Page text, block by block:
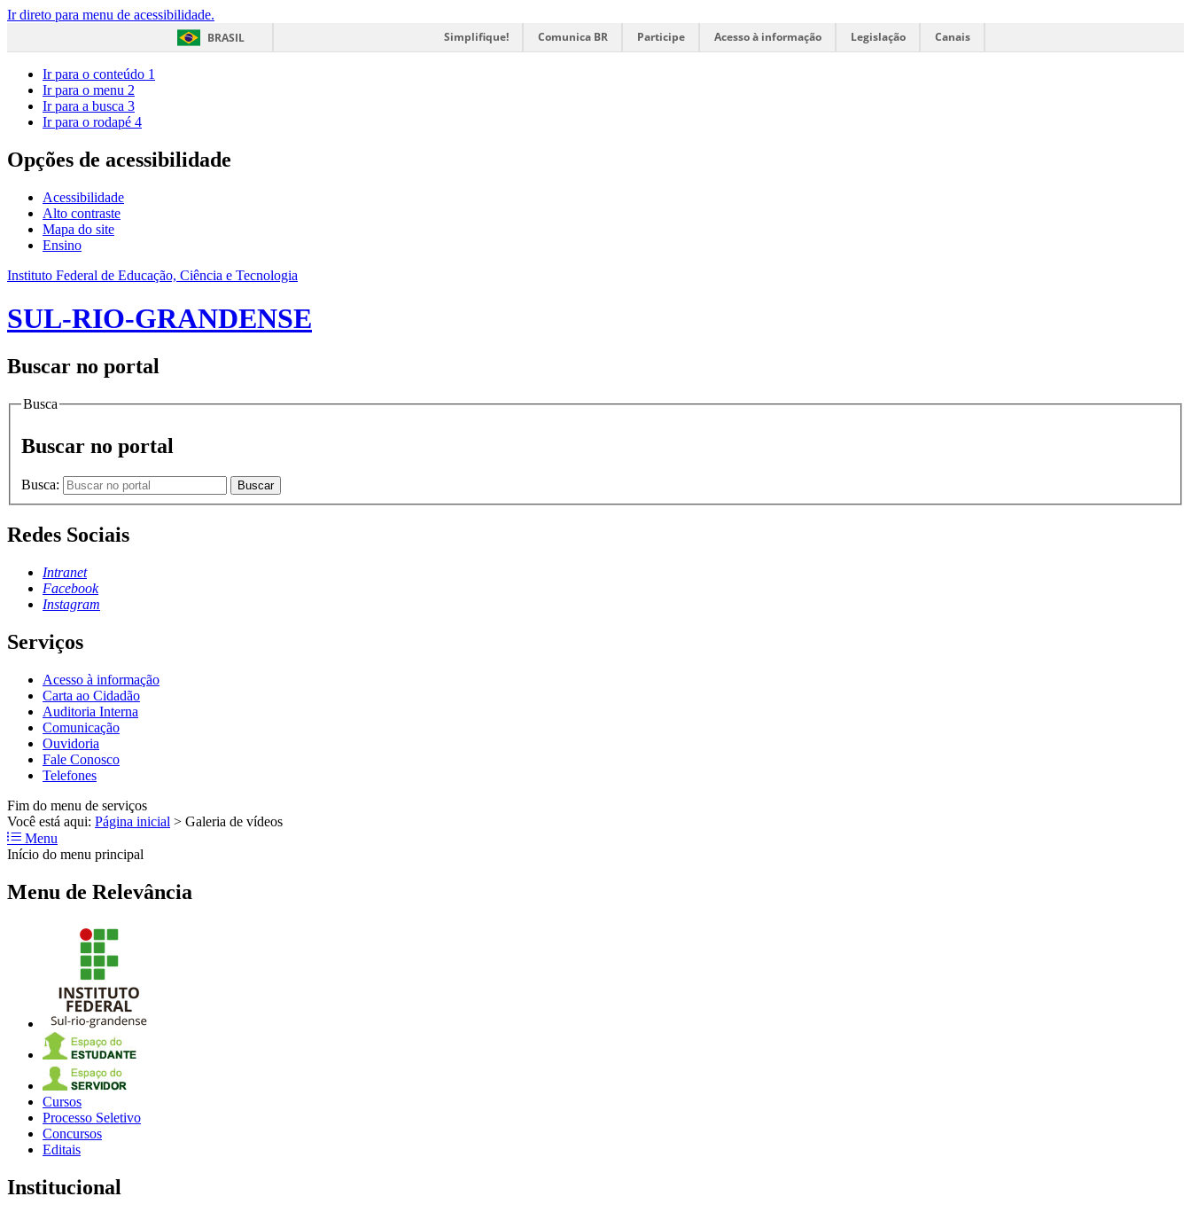
Ir direto para menu de acessibilidade.
BRASIL
Simplifique! Comunica BR Participe Acesso à informação Legislação Canais
Ir para o conteúdo 1
Ir para o menu 2
Ir para a busca 3
Ir para o rodapé 4
Opções de acessibilidade
Acessibilidade
Alto contraste
Mapa do site
Ensino
Instituto Federal de Educação, Ciência e Tecnologia
SUL-RIO-GRANDENSE
Buscar no portal
Busca
Buscar no portal
Busca: Buscar
Redes Sociais
Intranet
Facebook
Instagram
Serviços
Acesso à informação
Carta ao Cidadão
Auditoria Interna
Comunicação
Ouvidoria
Fale Conosco
Telefones
Fim do menu de serviços
Você está aqui: Página inicial > Galeria de vídeos
Menu
Início do menu principal
Menu de Relevância
Cursos
Processo Seletivo
Concursos
Editais
Institucional